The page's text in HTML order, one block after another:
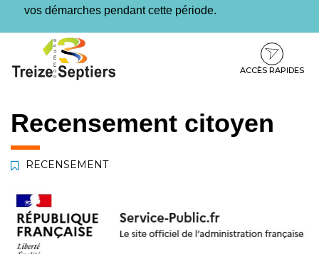
vos démarches pendant cette période.
contenu
pied
ACCÈS RAPIDES
Recensement citoyen
RECENSEMENT